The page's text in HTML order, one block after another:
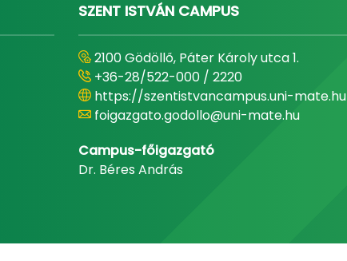
SZENT ISTVÁN CAMPUS
2100 Gödöllő, Páter Károly utca 1.
+36-28/522-000 / 2220
https://szentistvancampus.uni-mate.hu
foigazgato.godollo@uni-mate.hu
Campus-főigazgató
Dr. Béres András